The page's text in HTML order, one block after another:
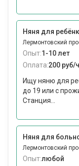
Няня для
Лермонтовский
Опыт:1-10 лет
Оплата:200 руб/
Ищу няню для
до 19 или с
Станция...
Няня для
Лермонтовский
Опыт:любой